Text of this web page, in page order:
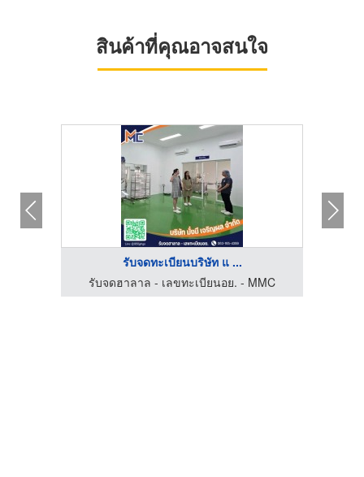
สินค้าที่คุณอาจสนใจ
รับจดทะเบียนบริษัท แ ...
รับจดฮาลาล - เลขทะเบียนอย. - MMC